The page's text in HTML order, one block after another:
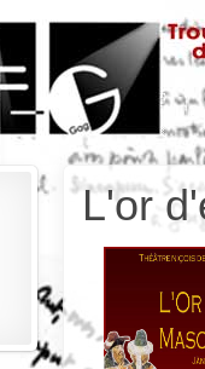
L'or